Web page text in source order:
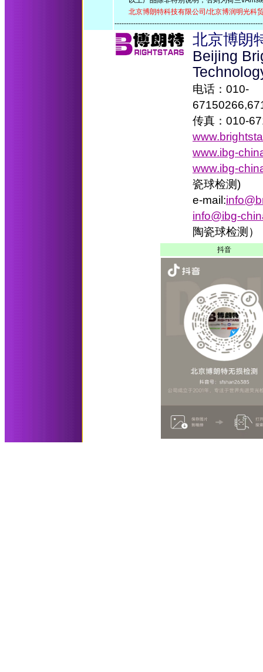
北京博朗特科技有限公司/北京博润明光科
北京博朗
Beijing
电话：010-
传真：010-
www.ibg-
www.ibg-
瓷球检测)
e-mail:
info@ibg-
陶瓷球检测）
抖音